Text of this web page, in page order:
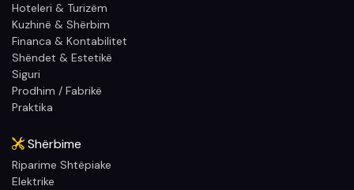
Hoteleri & Turizëm
Kuzhinë & Shërbim
Financa & Kontabilitet
Shëndet & Estetikë
Siguri
Prodhim / Fabrikë
Praktika
Shërbime
Riparime Shtëpiake
Elektrike